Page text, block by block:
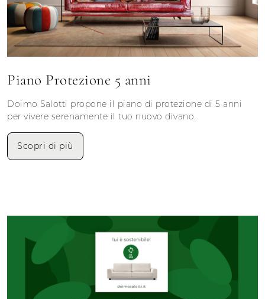
Piano Protezione 5 anni
Doimo Salotti propone il piano di protezione di 5 anni
per vivere serenamente il tuo nuovo divano.
Scopri di più